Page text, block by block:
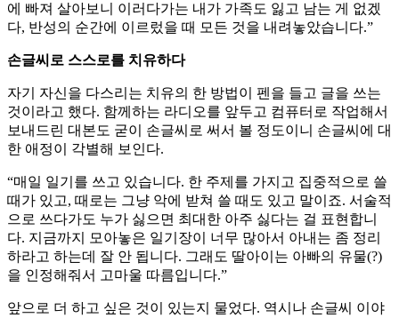
에 빠져 살아보니 이러다가는 내가 가족도 잃고 남는 게 없겠
다, 반성의 순간에 이르렀을 때 모든 것을 내려놓았습니다.”
손글씨로 스스로를 치유하다
자기 자신을 다스리는 치유의 한 방법이 펜을 들고 글을 쓰는
것이라고 했다. 함께하는 라디오를 앞두고 컴퓨터로 작업해서
보내드린 대본도 굳이 손글씨로 써서 볼 정도이니 손글씨에 대
한 애정이 각별해 보인다.
“매일 일기를 쓰고 있습니다. 한 주제를 가지고 집중적으로 쓸
때가 있고, 때로는 그냥 악에 받쳐 쓸 때도 있고 말이죠. 서술적
으로 쓰다가도 누가 싫으면 최대한 아주 싫다는 걸 표현합니
다. 지금까지 모아놓은 일기장이 너무 많아서 아내는 좀 정리
하라고 하는데 잘 안 됩니다. 그래도 딸아이는 아빠의 유물(?)
을 인정해줘서 고마울 따름입니다.”
앞으로 더 하고 싶은 것이 있는지 물었다. 역시나 손글씨 이야